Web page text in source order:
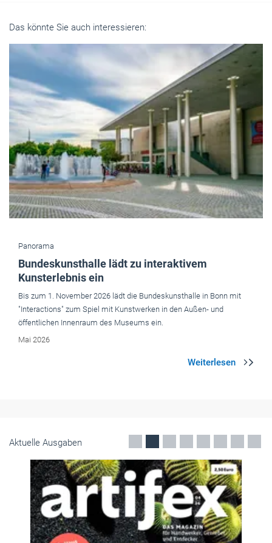
Das könnte Sie auch interessieren:
Panorama
Bundeskunsthalle lädt zu interaktivem
Kunsterlebnis ein
Bis zum 1. November 2026 lädt die Bundeskunsthalle in Bonn mit
"Interactions" zum Spiel mit Kunstwerken in den Außen- und
öffentlichen Innenraum des Museums ein.
Mai 2026
Aktuelle Ausgaben